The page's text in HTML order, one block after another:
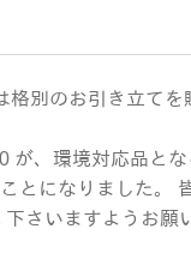
別のお引き立てを
が、環境対応品と
とになりました。
さいますようお願